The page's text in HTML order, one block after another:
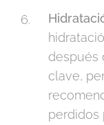
después
clave,
perdidos